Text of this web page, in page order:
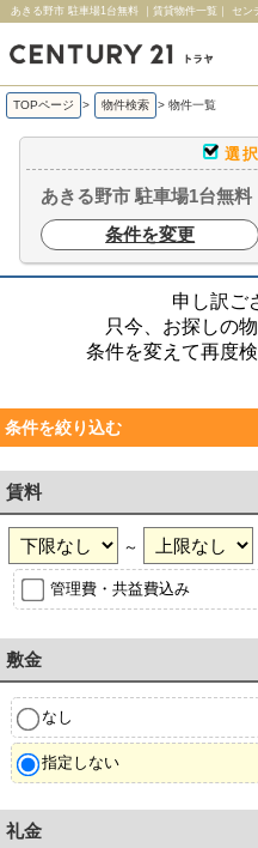
あきる野市 駐車場1台無料 ｜賃貸物件一覧｜ セン
TOPページ > 物件検索 > 物件一覧
選
あきる野市 駐車場1台無料
条件を変更
申し訳ご
只今、お探しの
条件を変えて再度
条件を絞り込む
賃料
～
管理費・共益費込み
敷金
なし
指定しない
礼金